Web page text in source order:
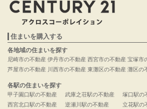
住まいを購入する
各地域の住まいを探す
尼崎市の不動産
芦屋市の不動産
伊丹市の不動産
川西市の不動産
西宮市の不動産
東灘区の不動産
宝塚市
灘区の
各駅の住まいを探す
甲子園口駅の不動産
西宮北口駅の不動産
武庫之荘駅の不動産
逆瀬川駅の不動産
塚口駅の
立花駅の